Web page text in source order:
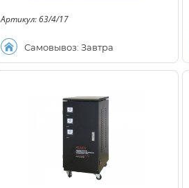
Самовывоз: Завтра
Артикул: 63/4/17